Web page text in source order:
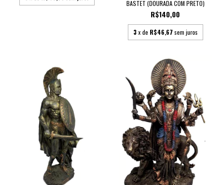
BASTET (DOURADA COM PRETO)
R$140,00
3 x de R$46,67 sem juros